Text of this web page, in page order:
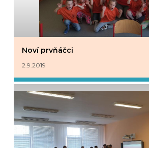
Noví prvňáčci
2.9.2019